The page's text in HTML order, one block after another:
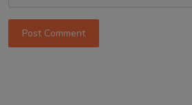
Post Comment